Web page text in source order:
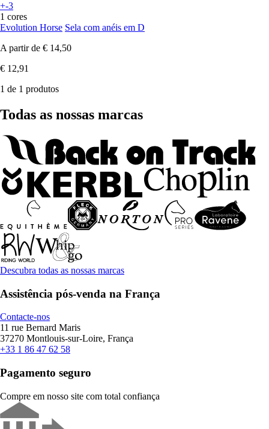
+-3
1 cores
Evolution Horse Sela com anéis em D
A partir de € 14,50
€ 12,91
1 de 1 produtos
Todas as nossas marcas
Descubra todas as nossas marcas
Assistência pós-venda na França
Contacte-nos
11 rue Bernard Maris
37270 Montlouis-sur-Loire, França
+33 1 86 47 62 58
Pagamento seguro
Compre em nosso site com total confiança